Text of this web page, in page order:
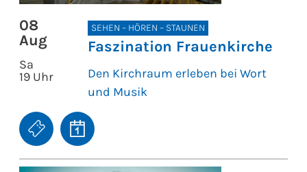
08
Aug
Sa
19 Uhr
SEHEN – HÖREN – STAUNEN
Faszination Frauenkirche
Den Kirchraum erleben bei Wort
und Musik